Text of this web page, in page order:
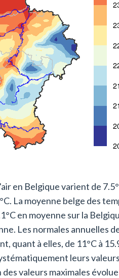
en Belgique varient de
La moyenne belge des
en moyenne sur la
Les normales annuelles
quant à elles, de 11°C à
leurs
valeurs maximales